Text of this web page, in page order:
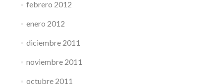
febrero 2012
enero 2012
diciembre 2011
noviembre 2011
octubre 2011